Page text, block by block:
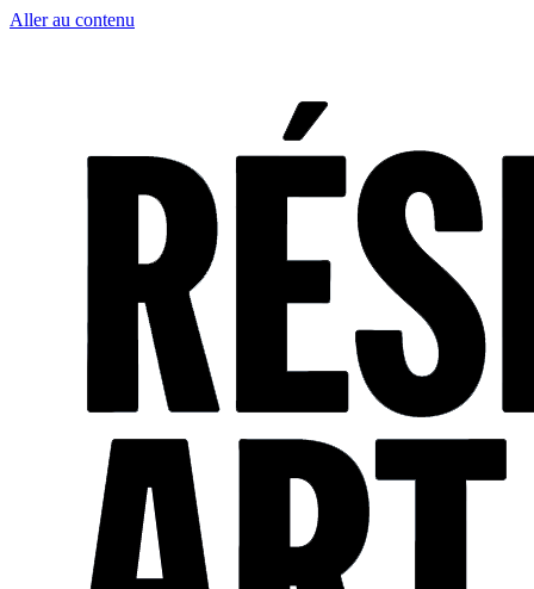
Aller au contenu